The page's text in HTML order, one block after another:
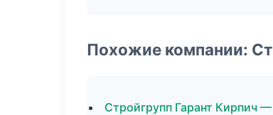
Похожие компании:
Стройгрупп Гарант Кирпич